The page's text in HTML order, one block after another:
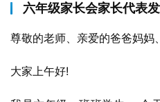
六年级家长会家长代表
尊敬的老师、亲爱的爸爸妈妈
大家上午好!